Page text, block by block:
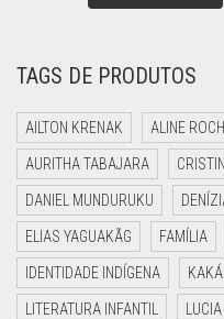
TAGS DE PRODUTOS
AILTON KRENAK ALINE
AURITHA TABAJARA
DANIEL MUNDURUKU
ELIAS YAGUAKÃG FAMÍLIA
IDENTIDADE INDÍGENA
LITERATURA INFANTIL